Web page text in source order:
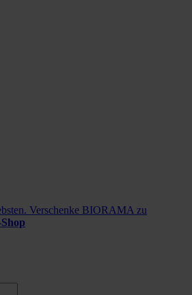
Verschenke BIORAMA zu